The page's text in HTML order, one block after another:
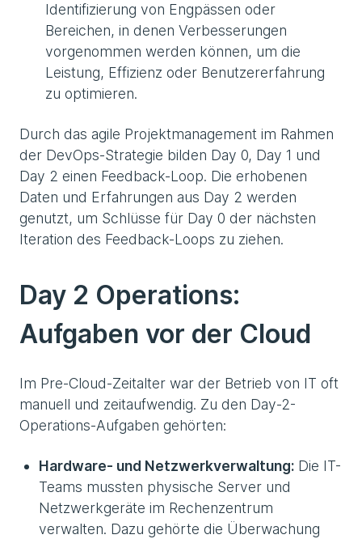
Identifizierung von Engpässen oder
Bereichen, in denen Verbesserungen
vorgenommen werden können, um die
Leistung, Effizienz oder Benutzererfahrung
zu optimieren.
Durch das agile Projektmanagement im Rahmen
der DevOps-Strategie bilden Day 0, Day 1 und
Day 2 einen Feedback-Loop. Die erhobenen
Daten und Erfahrungen aus Day 2 werden
genutzt, um Schlüsse für Day 0 der nächsten
Iteration des Feedback-Loops zu ziehen.
Day 2 Operations:
Aufgaben vor der Cloud
Im Pre-Cloud-Zeitalter war der Betrieb von IT oft
manuell und zeitaufwendig. Zu den Day-2-
Operations-Aufgaben gehörten:
Hardware- und Netzwerkverwaltung: Die IT-
Teams mussten physische Server und
Netzwerkgeräte im Rechenzentrum
verwalten. Dazu gehörte die Überwachung